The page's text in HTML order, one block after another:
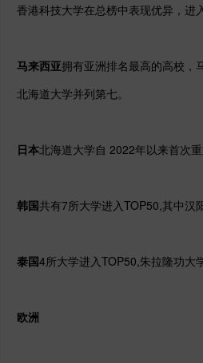
香港科技大学在总榜中表现优异，进
马来西亚拥有亚洲排名最高的高校，
北海道大学并列第七。
日本北海道大学自 2022年以来首次重
韩国共有7所大学进入TOP50,其中汉
泰国4所大学进入TOP50,朱拉隆功大
欧洲